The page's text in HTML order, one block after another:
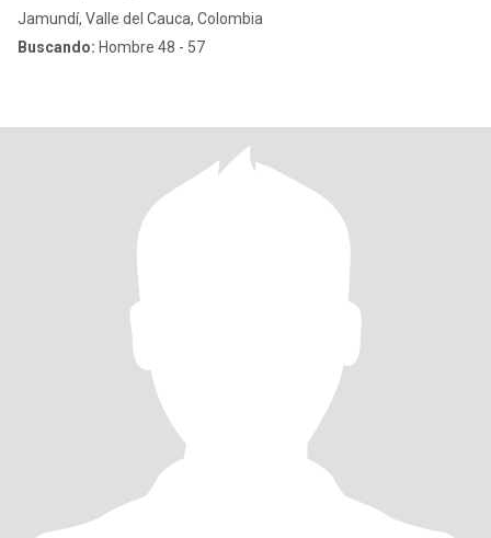
Jamundí, Valle del Cauca, Colombia
Buscando: Hombre 48 - 57